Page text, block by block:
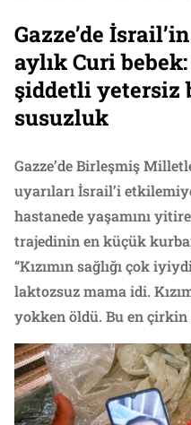
Gazze’de
aylık Curi
şiddetli yetersiz
susuzluk
Gazze’de Birleşmiş
uyarıları İsrail’i
hastanede yaşamını
trajedinin en küçük
“Kızımın sağlığı çok
laktozsuz mama idi.
yokken öldü. Bu en çirkin